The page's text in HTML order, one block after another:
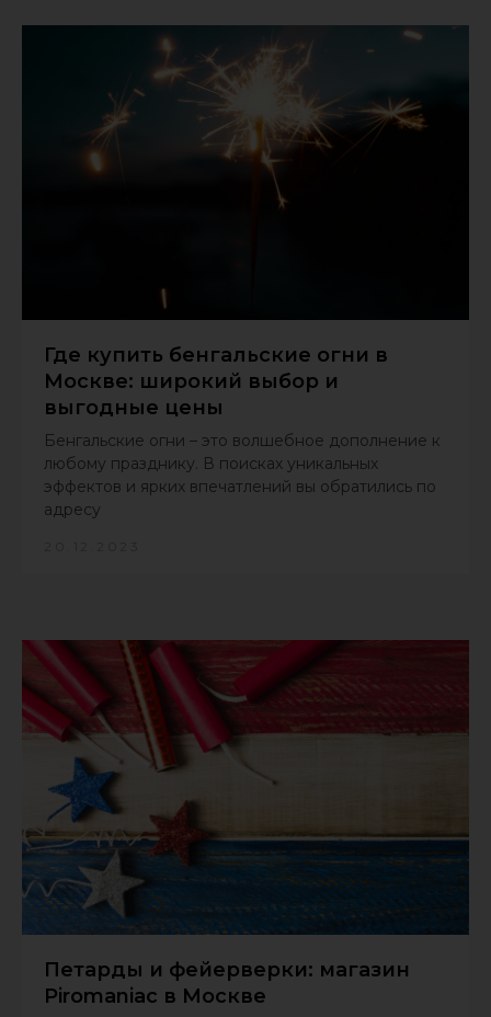
Где купить бенгальские огни в
Москве: широкий выбор и
выгодные цены
Бенгальские огни – это волшебное дополнение к
любому празднику. В поисках уникальных
эффектов и ярких впечатлений вы обратились по
адресу
Петарды и фейерверки: магазин
Piromaniac в Москве